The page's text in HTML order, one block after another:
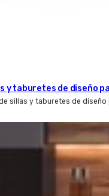
y taburetes de diseño
sillas y taburetes de